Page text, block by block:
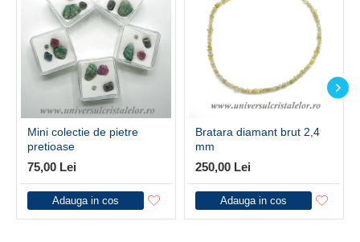
Mini colectie de pietre
pretioase
75,00 Lei
Adauga in cos
Bratara diamant brut 2,4
mm
250,00 Lei
Adauga in cos